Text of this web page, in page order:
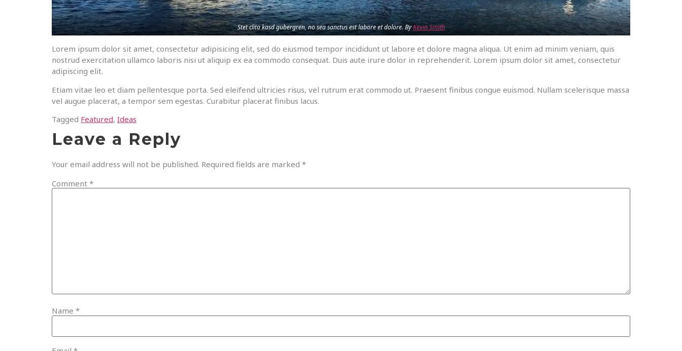
Stet clita kasd gubergren, no sea sanctus est labore et dolore. ByKevin Smith
Lorem ipsum dolor sit amet, consectetur adipisicing elit, sed do eiusmod tempor incididunt ut labore et dolore magna aliqua. Ut enim ad minim veniam, quis
nostrud exercitation ullamco laboris nisi ut aliquip ex ea commodo consequat. Duis aute irure dolor in reprehenderit. Lorem ipsum dolor sit amet, consectetur
adipiscing elit.
Etiam vitae leo et diam pellentesque porta. Sed eleifend ultricies risus, vel rutrum erat commodo ut. Praesent finibus congue euismod. Nullam scelerisque massa
vel augue placerat, a tempor sem egestas. Curabitur placerat finibus lacus.
Tagged Featured, Ideas
Leave a Reply
Your email address will not be published. Required fields are marked *
Comment *
Name *